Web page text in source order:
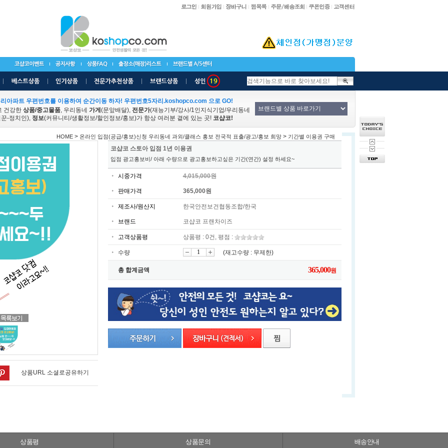
아파트 우편번호를 이용하여 순간이동 하자! 우편번호5자리.koshopco.com 으로 GO!
건강한 상품/중고물품, 우리동네 가게 (문앞배달), 전문가(재능기부/강사/1인지식기업/우리동네
-정치인), 정보(커뮤니티/생활정보/할인정보/홍보)가 항상 여러분 곁에 있는 곳! 코샵코!
HOME> 온라인 입점(공급/홍보)신청 우리동네 과외/클래스 홍보 전국적 표출/광고/홍보 희망> 기간별 이용권 구매
상품URL 소셜로공유하기
코샵코 스토아 입점 1년 이용권
입점 광고홍보비/ 아래 수량으로 광고홍보하고싶은 기간(연간) 설정 하세요~
시중가격 4,015,000원
판매가격 365,000원
제조사/원산지 한국안전보건협동조합/한국
브랜드 코샵코 프랜차이즈
고객상품평 상품평 : 0건, 평점 :
수량
소 가
(재고수량 : 무제한)
총 합계금액 365,000원
상품평 상품문의 배송안내